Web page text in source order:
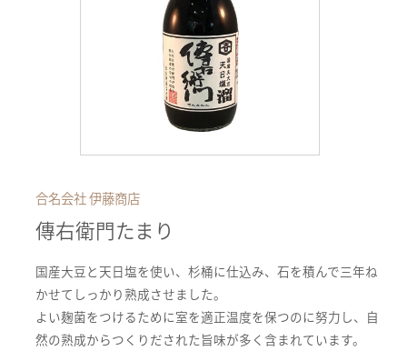
合名会社 伊藤商店
傳右衛門たまり
国産大豆と天日塩を使い、杉桶に仕込み、石を積んで三年ね
かせてしっかり熟成させました。
よい麹菌をつけるために室を適正温度を保つのに努力し、自
然の熟成からつくりだされた旨味が多く含まれています。